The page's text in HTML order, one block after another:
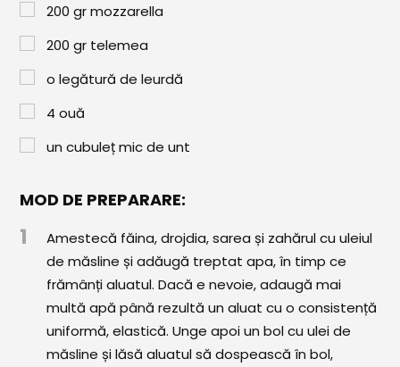
Sandwichuri și Wraps
Supe și Ciorbe
Rețete Video
Comunitatea
Adaugă o rețetă
Cum adăugăm o rețetă
Regulament de postare
200 gr mozzarella
200 gr telemea
o legătură de leurdă
4 ouă
un cubuleț mic de unt
MOD DE PREPARARE:
1
Amestecă făina, drojdia, sarea și zahărul cu uleiul
de măsline și adăugă treptat apa, în timp ce
frămânți aluatul. Dacă e nevoie, adaugă mai
multă apă până rezultă un aluat cu o consistență
uniformă, elastică. Unge apoi un bol cu ulei de
măsline și lăsă aluatul să dospească în bol,